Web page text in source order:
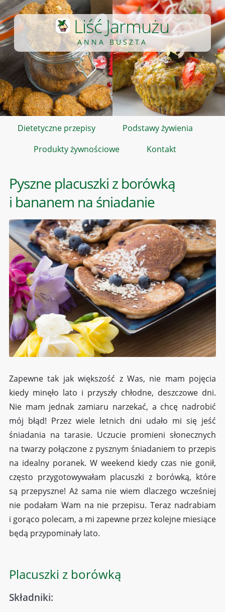
Liść Jarmużu
ANNA BUSZTA
Dietetyczne przepisy
Podstawy żywienia
Produkty żywnościowe
Kontakt
Pyszne placuszki z borówką
i bananem na śniadanie
Zapewne tak jak większość z Was, nie mam pojęcia
kiedy minęło lato i przyszły chłodne, deszczowe dni.
Nie mam jednak zamiaru narzekać, a chcę nadrobić
mój błąd! Przez wiele letnich dni udało mi się jeść
śniadania na tarasie. Uczucie promieni słonecznych
na twarzy połączone z pysznym śniadaniem to przepis
na idealny poranek. W weekend kiedy czas nie gonił,
często przygotowywałam placuszki z borówką, które
są przepyszne! Aż sama nie wiem dlaczego wcześniej
nie podałam Wam na nie przepisu. Teraz nadrabiam
i gorąco polecam, a mi zapewne przez kolejne miesiące
będą przypominały lato.
Placuszki z borówką
Składniki: